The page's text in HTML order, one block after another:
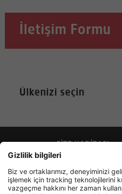
İletişim Formu
SITE HARITASI
KÜNYE